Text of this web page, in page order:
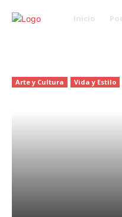
Inicio
Arte y Cultura Vida y Estilo